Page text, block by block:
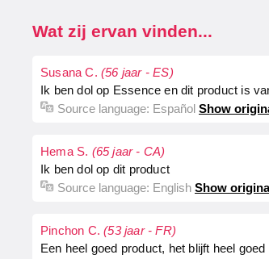
Wat zij ervan vinden...
Susana C. (56 jaar - ES)
Ik ben dol op Essence en dit product is
Source language: Español Show
Hema S. (65 jaar - CA)
Ik ben dol op dit product
Source language: English Show
Pinchon C.(53 jaar - FR)
Een heel goed product, het blijft heel goed